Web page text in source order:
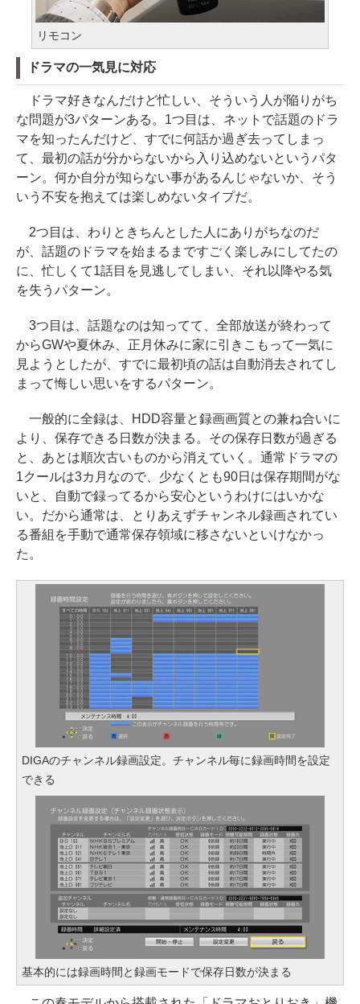
リモコン
ドラマの一気見に対応
ドラマ好きなんだけど忙しい、そういう人が陥りがち
な問題が3パターンある。1つ目は、ネットで話題のドラ
マを知ったんだけど、すでに何話か過ぎ去ってしまっ
て、最初の話が分からないから入り込めないというパタ
ーン。何か自分が知らない事があるんじゃないか、そう
いう不安を抱えては楽しめないタイプだ。
2つ目は、わりときちんとした人にありがちなのだ
が、話題のドラマを始まるまですごく楽しみにしてたの
に、忙しくて1話目を見逃してしまい、それ以降やる気
を失うパターン。
3つ目は、話題なのは知ってて、全部放送が終わって
からGWや夏休み、正月休みに家に引きこもって一気に
見ようとしたが、すでに最初頃の話は自動消去されてし
まって悔しい思いをするパターン。
一般的に全録は、HDD容量と録画画質との兼ね合いに
より、保存できる日数が決まる。その保存日数が過ぎる
と、あとは順次古いものから消えていく。通常ドラマの
1クールは3カ月なので、少なくとも90日は保存期間がな
いと、自動で録ってるから安心というわけにはいかな
い。だから通常は、とりあえずチャンネル録画されてい
る番組を手動で通常保存領域に移さないといけなかっ
た。
DIGAのチャンネル録画設定。チャンネル毎に録画時間を設定
できる
基本的には録画時間と録画モードで保存日数が決まる